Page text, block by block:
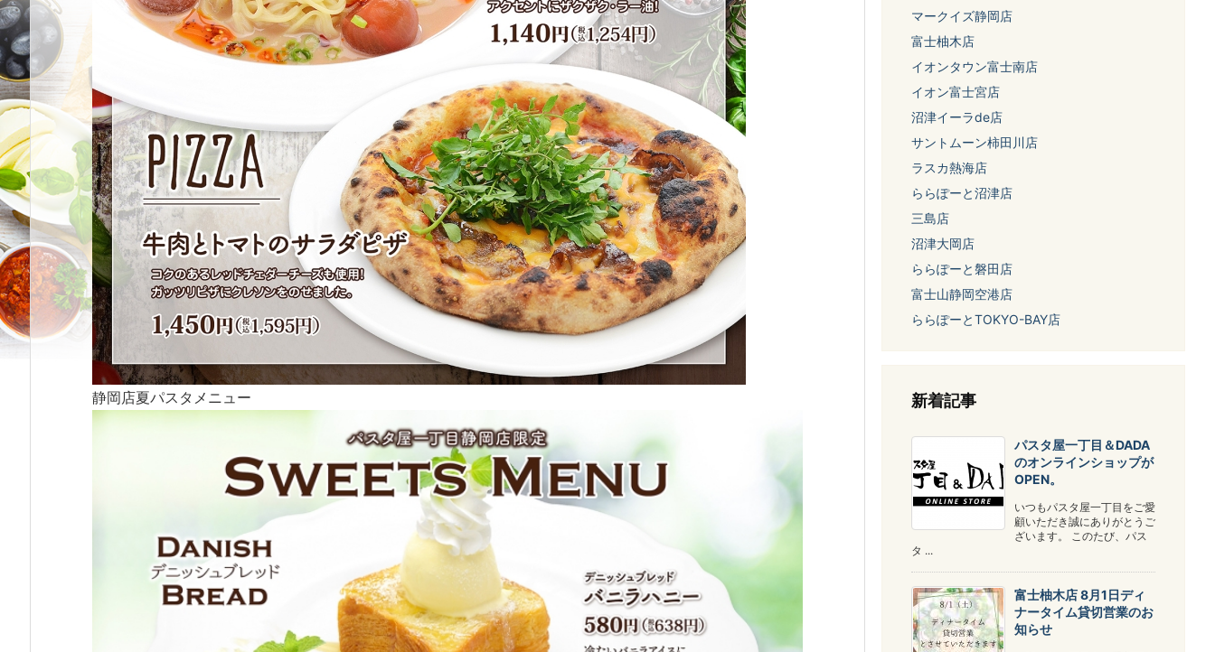
静岡店夏パスタメニュー
マークイズ静岡店
富士柚木店
イオンタウン富士南店
イオン富士宮店
沼津イーラde店
サントムーン柿田川店
ラスカ熱海店
ららぽーと沼津店
三島店
沼津大岡店
ららぽーと磐田店
富士山静岡空港店
ららぽーとTOKYO-BAY店
新着記事
パスタ屋一丁目＆DADA
のオンラインショップが
OPEN。
いつもパスタ屋一丁目をご愛
顧いただき誠にありがとうご
ざいます。 このたび、パス
タ ...
富士柚木店 8月1日ディ
ナータイム貸切営業のお
知らせ